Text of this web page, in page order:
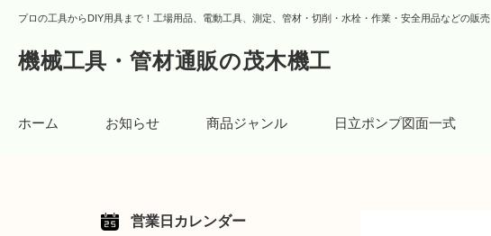
プロの工具からDIY用具まで！工場用品、電動工具、測定、管材・切削・水栓・作業・安全用品などの販売
機械工具・管材通販の茂木機工
ホーム お知らせ 商品ジャンル 日立ポンプ図面一式
営業日カレンダー